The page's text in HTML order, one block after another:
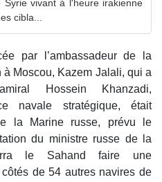
vivant à l'heure irakienne
cibla...
par l’ambassadeur de la
à Moscou, Kazem Jalali, qui a
Hossein Khanzadi,
navale stratégique, était
la Marine russe, prévu le
du ministre russe de la
le Sahand faire une
de 54 autres navires de